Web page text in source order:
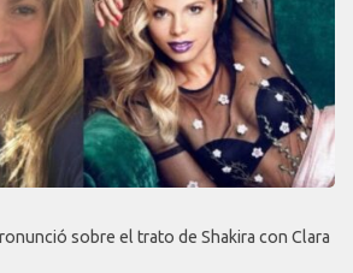
sobre el trato de Shakira con Clara